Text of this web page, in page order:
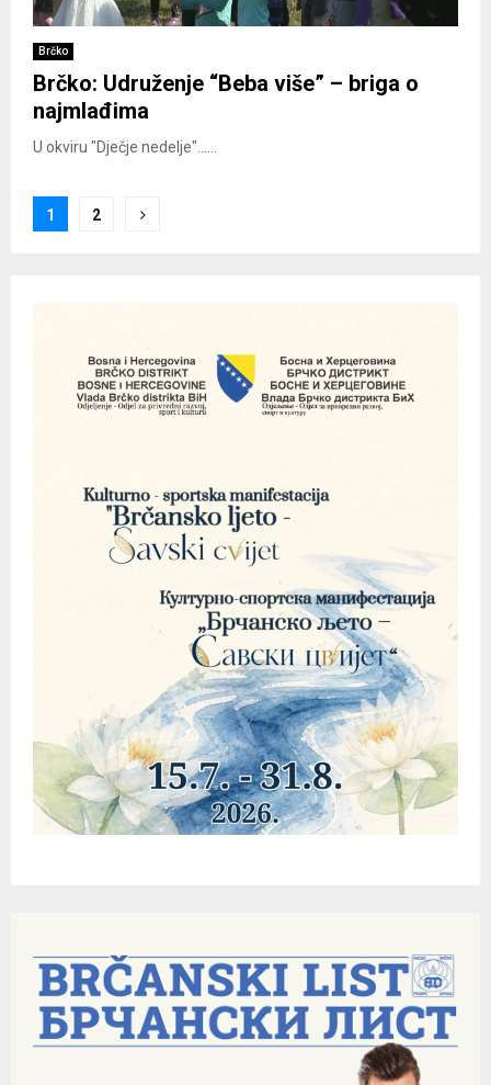
Brčko
Brčko: Udruženje “Beba više” – briga o
najmlađima
U okviru "Dječje nedelje"......
Posts
1 2